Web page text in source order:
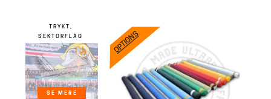
SE MERE
TRYKT,
SEKTORFLAG
OPTIONS